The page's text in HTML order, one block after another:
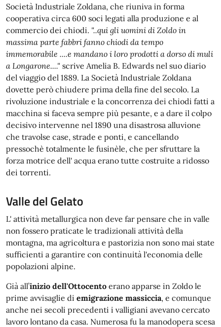
Società Industriale Zoldana, che riuniva in forma
cooperativa circa 600 soci legati alla produzione e al
commercio dei chiodi. "..qui gli uomini di Zoldo in
massima parte fabbri fanno chiodi da tempo
immemorabile ....e mandano i loro prodotti a dorso di muli
a Longarone...." scrive Amelia B. Edwards nel suo diario
del viaggio del 1889. La Società Industriale Zoldana
dovette però chiudere prima della fine del secolo. La
rivoluzione industriale e la concorrenza dei chiodi fatti a
macchina si faceva sempre più pesante, e a dare il colpo
decisivo intervenne nel 1890 una disastrosa alluvione
che travolse case, strade e ponti, e cancellando
pressochè totalmente le fusinèle, che per sfruttare la
forza motrice dell' acqua erano tutte costruite a ridosso
dei torrenti.
Valle del Gelato
L' attività metallurgica non deve far pensare che in valle
non fossero praticate le tradizionali attività della
montagna, ma agricoltura e pastorizia non sono mai state
sufficienti a garantire con continuità l'economia delle
popolazioni alpine.
Già all’inizio dell'Ottocento erano apparse in Zoldo le
prime avvisaglie di emigrazione massiccia, e comunque
anche nei secoli precedenti i valligiani avevano cercato
lavoro lontano da casa. Numerosa fu la manodopera scesa